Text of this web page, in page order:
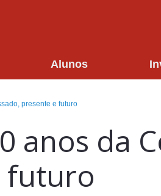
Alunos
presente e futuro
anos da
futuro